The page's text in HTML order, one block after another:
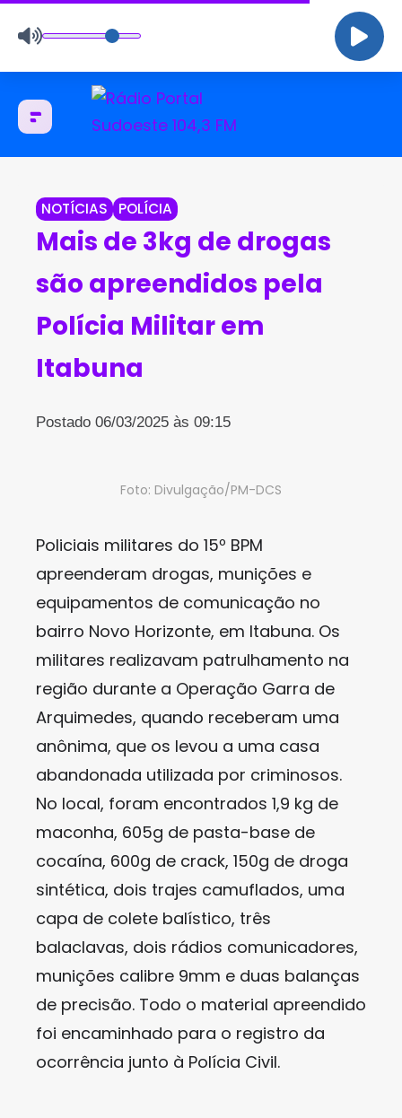
NOTÍCIAS POLÍCIA
Mais de 3kg de drogas
são apreendidos pela
Polícia Militar em
Itabuna
Postado 06/03/2025 às 09:15
Foto: Divulgação/PM-DCS
Policiais militares do 15º BPM
apreenderam drogas, munições e
equipamentos de comunicação no
bairro Novo Horizonte, em Itabuna. Os
militares realizavam patrulhamento na
região durante a Operação Garra de
Arquimedes, quando receberam uma
anônima, que os levou a uma casa
abandonada utilizada por criminosos.
No local, foram encontrados 1,9 kg de
maconha, 605g de pasta-base de
cocaína, 600g de crack, 150g de droga
sintética, dois trajes camuflados, uma
capa de colete balístico, três
balaclavas, dois rádios comunicadores,
munições calibre 9mm e duas balanças
de precisão. Todo o material apreendido
foi encaminhado para o registro da
ocorrência junto à Polícia Civil.